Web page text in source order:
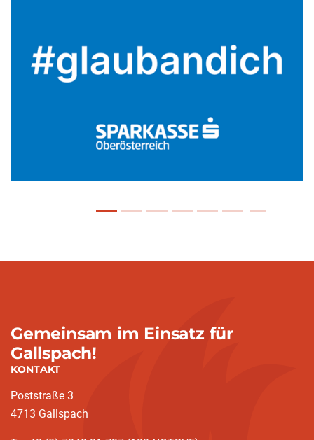
Gemeinsam im Einsatz für
Gallspach!
KONTAKT
Poststraße 3
4713 Gallspach